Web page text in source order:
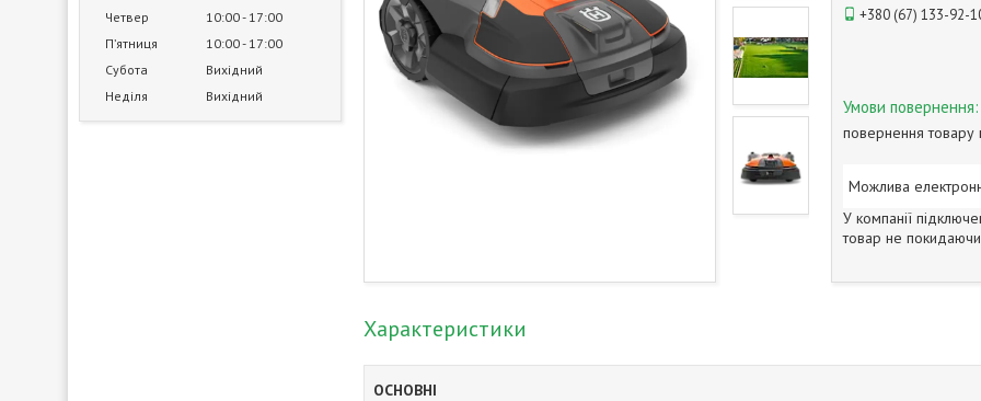
Четвер
10:00 17:00
Пʼятниця
10:00 17:00
Субота
Вихідний
Неділя
Вихідний
+380 (67) 133-92-
повернення
У компанії
товар не покидаючи
Характеристики
ОСНОВНІ